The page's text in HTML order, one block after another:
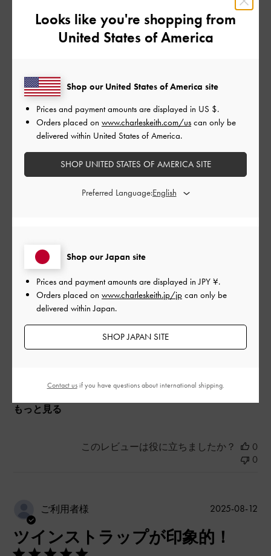
ご利用者様
Sangat bagus
サイズ: 38/24cm |カラー: レッド系
デザイン
とても良かった
品質
もっと見る
日本語に翻訳する
2026-05-22
このレビューは役に立ちましたか？
0
0
ご利用者様
ツインストラップが印象的！
公
2025-08-12
Looks like you're shopping from
United States of America
Shop our Japan site
Prices and payment amounts are displayed inJPY ¥.
Orders placed on www.charleskeith.jp/jp can only be
delivered within Japan.
SHOP JAPAN SITE
Shop our United States of America site
Prices and payment amounts are displayed in US $.
Orders placed on www.charleskeith.com/us can only be
delivered within United States of America.
SHOP UNITED STATES OF AMERICA SITE
Preferred Language:
Contact usif you have questions about international shipping.